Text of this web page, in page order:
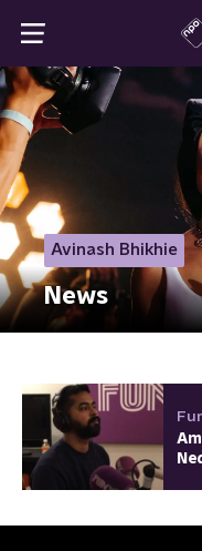
Avinash Bhikhie
News